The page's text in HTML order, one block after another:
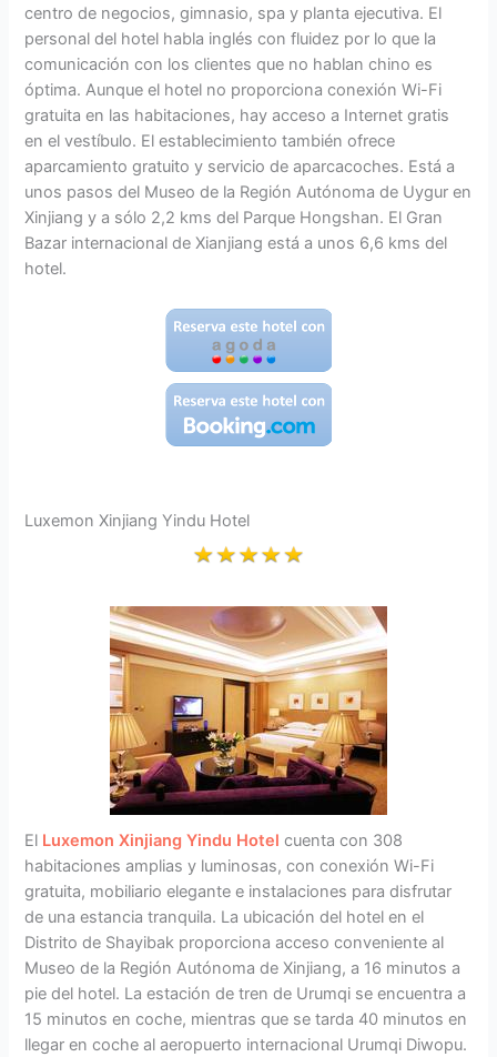
centro de negocios, gimnasio, spa y planta ejecutiva. El
personal del hotel habla inglés con fluidez por lo que la
comunicación con los clientes que no hablan chino es
óptima. Aunque el hotel no proporciona conexión Wi-Fi
gratuita en las habitaciones, hay acceso a Internet gratis
en el vestíbulo. El establecimiento también ofrece
aparcamiento gratuito y servicio de aparcacoches. Está a
unos pasos del Museo de la Región Autónoma de Uygur en
Xinjiang y a sólo 2,2 kms del Parque Hongshan. El Gran
Bazar internacional de Xianjiang está a unos 6,6 kms del
hotel.
Luxemon Xinjiang Yindu Hotel
El Luxemon Xinjiang Yindu Hotel cuenta con 308
habitaciones amplias y luminosas, con conexión Wi-Fi
gratuita, mobiliario elegante e instalaciones para disfrutar
de una estancia tranquila. La ubicación del hotel en el
Distrito de Shayibak proporciona acceso conveniente al
Museo de la Región Autónoma de Xinjiang, a 16 minutos a
pie del hotel. La estación de tren de Urumqi se encuentra a
15 minutos en coche, mientras que se tarda 40 minutos en
llegar en coche al aeropuerto internacional Urumqi Diwopu.